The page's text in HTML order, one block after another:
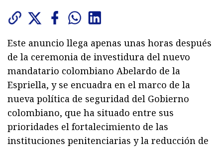
Este anuncio llega apenas unas horas después
de la ceremonia de investidura del nuevo
mandatario colombiano Abelardo de la
Espriella, y se encuadra en el marco de la
nueva política de seguridad del Gobierno
colombiano, que ha situado entre sus
prioridades el fortalecimiento de las
instituciones penitenciarias y la reducción de